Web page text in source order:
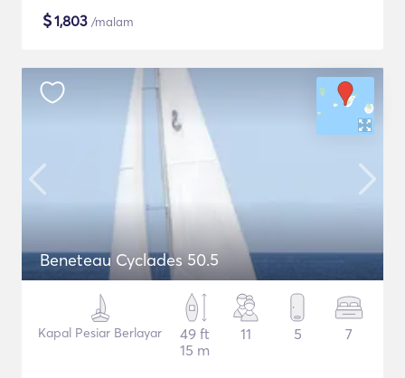
$1,803 /malam
Beneteau Cyclades 50.5
Kapal Pesiar Berlayar
49 ft
15 m
11 5 7